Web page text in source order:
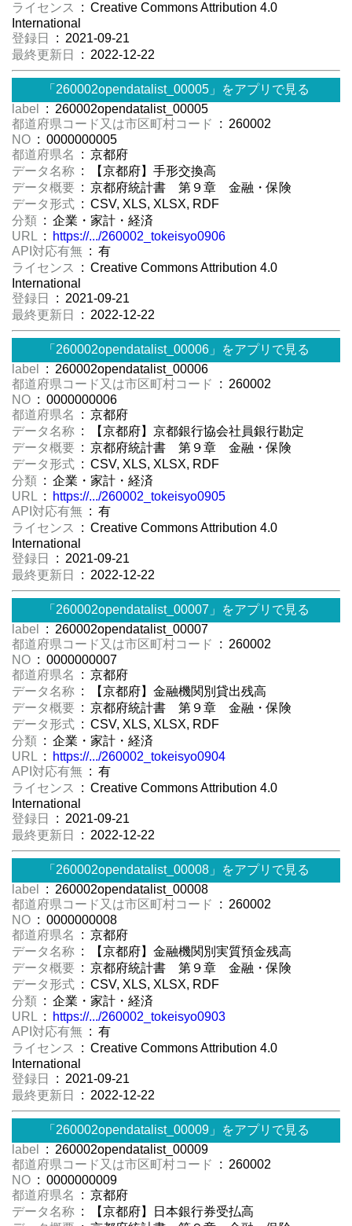
ライセンス
: Creative Commons Attribution 4.0
International
登録日
: 2021-09-21
最終更新日
: 2022-12-22
「260002opendatalist_00005」をアプリで見る
label
: 260002opendatalist_00005
都道府県コード又は市区町村コード
: 260002
NO : 0000000005
都道府県名
: 京都府
データ名称 : 【京都府】手形交換高
データ概要 : 京都府統計書 第９章 金融・保険
データ形式 : CSV, XLS, XLSX, RDF
分類 : 企業・家計・経済
URL :
https://.../260002_tokeisyo0906
API対応有無 : 有
ライセンス
: Creative Commons Attribution 4.0
International
登録日
: 2021-09-21
最終更新日
: 2022-12-22
「260002opendatalist_00006」をアプリで見る
label
: 260002opendatalist_00006
都道府県コード又は市区町村コード
: 260002
NO : 0000000006
都道府県名
: 京都府
データ名称 : 【京都府】京都銀行協会社員銀行勘定
データ概要 : 京都府統計書 第９章 金融・保険
データ形式 : CSV, XLS, XLSX, RDF
分類 : 企業・家計・経済
URL :
https://.../260002_tokeisyo0905
API対応有無 : 有
ライセンス
: Creative Commons Attribution 4.0
International
登録日
: 2021-09-21
最終更新日
: 2022-12-22
「260002opendatalist_00007」をアプリで見る
label
: 260002opendatalist_00007
都道府県コード又は市区町村コード
: 260002
NO : 0000000007
都道府県名
: 京都府
データ名称 : 【京都府】金融機関別貸出残高
データ概要 : 京都府統計書 第９章 金融・保険
データ形式 : CSV, XLS, XLSX, RDF
分類 : 企業・家計・経済
URL :
https://.../260002_tokeisyo0904
API対応有無 : 有
ライセンス
: Creative Commons Attribution 4.0
International
登録日
: 2021-09-21
最終更新日
: 2022-12-22
「260002opendatalist_00008」をアプリで見る
label
: 260002opendatalist_00008
都道府県コード又は市区町村コード
: 260002
NO : 0000000008
都道府県名
: 京都府
データ名称 : 【京都府】金融機関別実質預金残高
データ概要 : 京都府統計書 第９章 金融・保険
データ形式 : CSV, XLS, XLSX, RDF
分類 : 企業・家計・経済
URL :
https://.../260002_tokeisyo0903
API対応有無 : 有
ライセンス
: Creative Commons Attribution 4.0
International
登録日
: 2021-09-21
最終更新日
: 2022-12-22
「260002opendatalist_00009」をアプリで見る
label
: 260002opendatalist_00009
都道府県コード又は市区町村コード
: 260002
NO : 0000000009
都道府県名
: 京都府
データ名称 : 【京都府】日本銀行券受払高